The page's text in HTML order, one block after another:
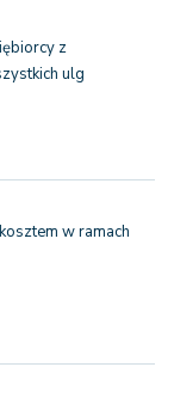
z
ulg
w ramach